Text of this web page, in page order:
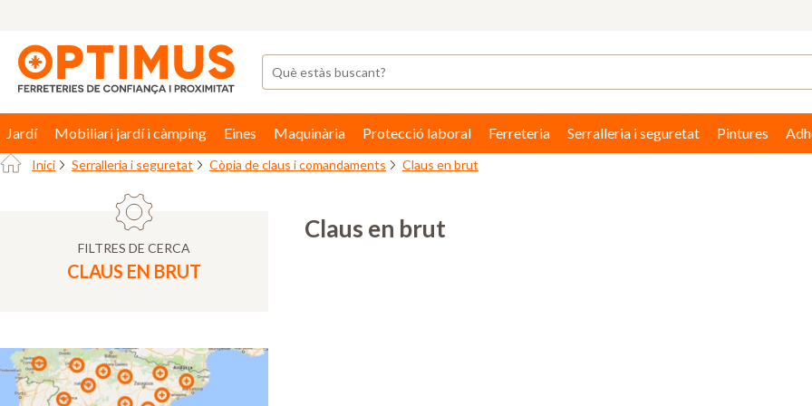
Jardí Mobiliari jardí i càmping Eines Maquinària Protecció laboral Ferreteria Serralleria i seguretat Pintures
Inici Serralleria i seguretat Còpia de claus i comandaments Claus en brut
FILTRES DE CERCA
CLAUS EN BRUT
Claus en brut